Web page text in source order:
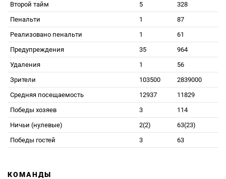
Второй тайм
5
328
Пенальти
1
87
Реализовано пенальти
1
61
Предупреждения
35
964
Удаления
1
56
Зрители
103500
2839000
Средняя посещаемость
12937
11829
Победы хозяев
3
114
Ничьи (нулевые)
2(2)
63(23)
Победы гостей
3 63
КОМАНДЫ